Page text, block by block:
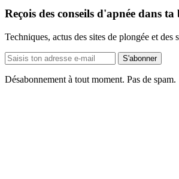
Reçois des conseils d'apnée dans
Techniques, actus des sites de plongée et des
Adresse
e-
mail
S'abonner
Désabonnement à tout moment. Pas de spam.